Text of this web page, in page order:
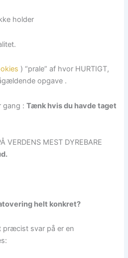
holder
) “prale” af hvor HURTIGT,
opgave .
gang :Tænk hvis du havde taget
VERDENS MEST DYREBARE
helt konkret?
præcist svar på er en